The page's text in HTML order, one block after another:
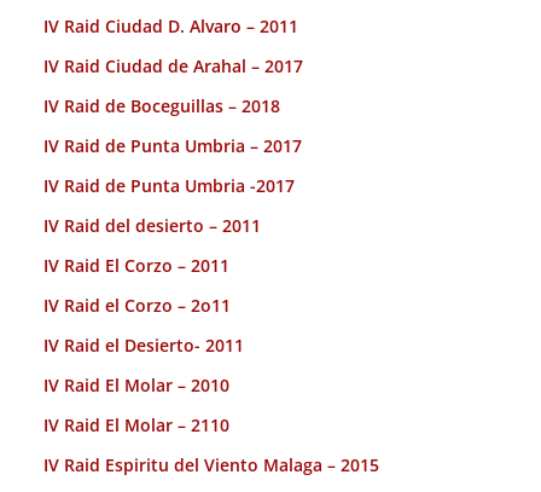
IV Raid Ciudad D. Alvaro – 2011
IV Raid Ciudad de Arahal – 2017
IV Raid de Boceguillas – 2018
IV Raid de Punta Umbria – 2017
IV Raid de Punta Umbria -2017
IV Raid del desierto – 2011
IV Raid El Corzo – 2011
IV Raid el Corzo – 2o11
IV Raid el Desierto- 2011
IV Raid El Molar – 2010
IV Raid El Molar – 2110
IV Raid Espiritu del Viento Malaga – 2015